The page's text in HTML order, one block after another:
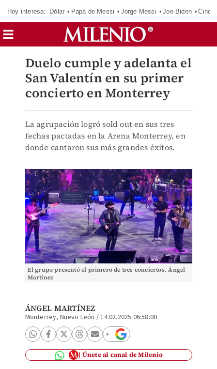
Hoy interesa: Dólar Papá de Messi Jorge Messi Joe Biden
Duelo cumple y adelanta el
San Valentín en su primer
concierto en Monterrey
La agrupación logró sold out en sus tres
fechas pactadas en la Arena Monterrey, en
donde cantaron sus más grandes éxitos.
El grupo presentó el primero de tres conciertos. Ángel
Martínez
ÁNGEL MARTÍNEZ
Monterrey, Nuevo León /14.02.2025 06:58:00
Únete al canal de Milenio